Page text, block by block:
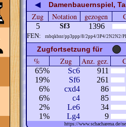
◀ Damenbauernspiel,
Zug Notation gezogen
5 Sf3 1396
FEN: rnbqkbnr/pp3ppp/8/2pp4/3P4/2N2N2/
Zugfortsetzung für
% Zug Anz. gez.
65% Sc6 911
19% Sf6 261
6% cxd4 86
6% c4 85
2% Le6 34
1% Lg4 9
https://www.schacharena.de/